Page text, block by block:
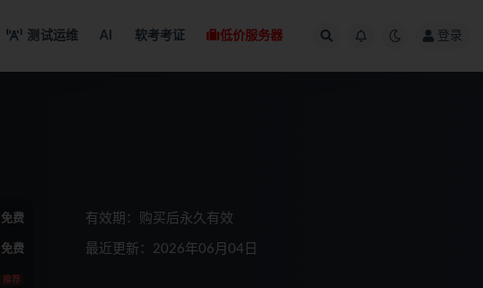
测试运维 AI 软考考证 低价服务器 登录
免费
免费
推荐
有效期：购买后永久有效
最近更新：2026年06月04日